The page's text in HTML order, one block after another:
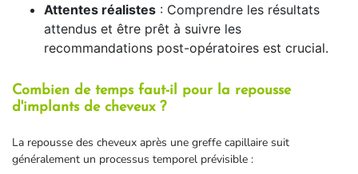
Attentes réalistes : Comprendre les résultats
attendus et être prêt à suivre les
recommandations post-opératoires est crucial.
Combien de temps faut-il pour la repousse
d'implants de cheveux ?
La repousse des cheveux après une greffe capillaire suit
généralement un processus temporel prévisible :